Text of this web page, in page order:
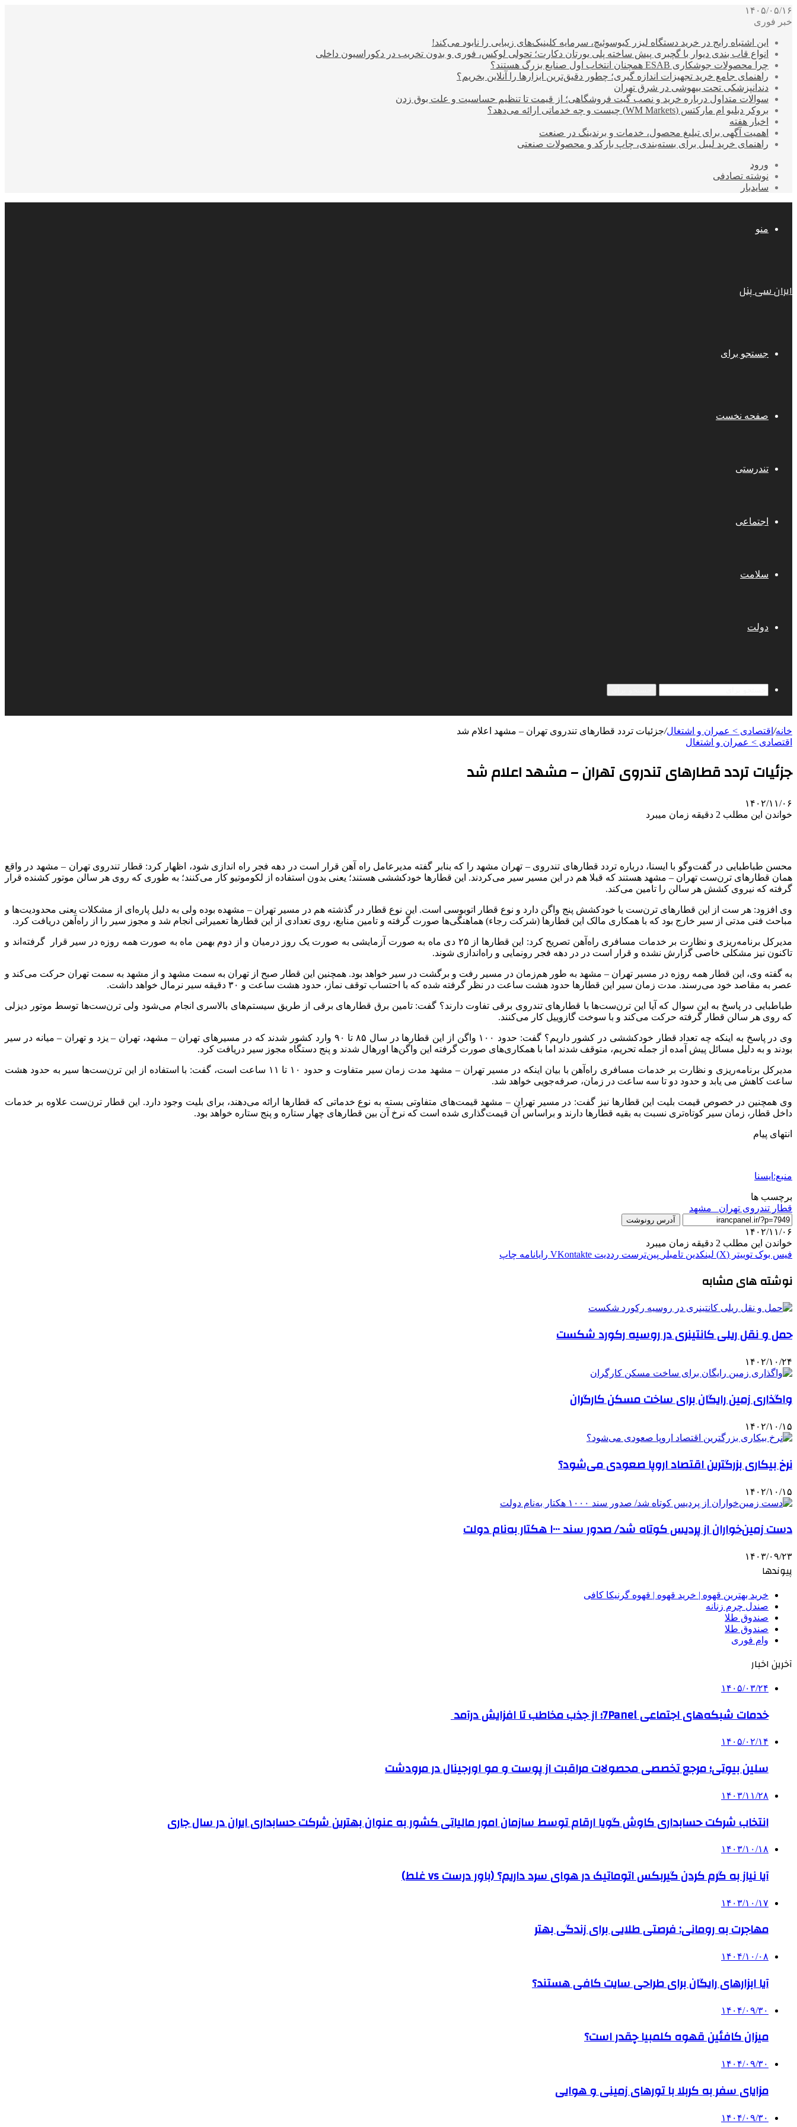
۱۴۰۵/۰۵/۱۶
خبر فوری
این اشتباه رایج در خرید دستگاه لیزر کیوسوئیچ، سرمایه کلینیک‌های زیبایی را نابود می‌کند!
انواع قاب بندی دیوار با گچبری پیش ساخته پلی یورتان دکارت؛ تحولی لوکس، فوری و بدون تخریب در دکوراسیون داخلی
چرا محصولات جوشکاری ESAB همچنان انتخاب اول صنایع بزرگ هستند؟
راهنمای جامع خرید تجهیزات اندازه گیری؛ چطور دقیق‌ترین ابزارها را آنلاین بخریم؟
دندانپزشکی تحت بیهوشی در شرق تهران
سوالات متداول درباره خرید و نصب گیت فروشگاهی؛ از قیمت تا تنظیم حساسیت و علت بوق زدن
بروکر دبلیو ام مارکتس (WM Markets) چیست و چه خدماتی ارائه می‌دهد؟
اخبار هفته
اهمیت آگهی برای تبلیغ محصول، خدمات و برندینگ در صنعت
راهنمای خرید لیبل برای بسته‌بندی، چاپ بارکد و محصولات صنعتی
ورود
نوشته تصادفی
سایدبار
منو
ایران سی پنل
جستجو برای
صفحه نخست
تندرستی
اجتماعی
سلامت
دولت
خانه/ اقتصادی > عمران و اشتغال/جزئیات تردد قطارهای تندروی تهران – مشهد اعلام شد
اقتصادی > عمران و اشتغال
جزئیات تردد قطارهای تندروی تهران – مشهد اعلام شد
۱۴۰۲/۱۱/۰۶
خواندن این مطلب 2 دقیقه زمان میبرد
محسن طباطبایی در گفت‌وگو با ایسنا، درباره تردد قطارهای تندروی – تهران مشهد را که بنابر گفته مدیرعامل راه آهن قرار است در دهه فجر راه اندازی شود، اظهار کرد: قطار تندروی تهران – مشهد در واقع
همان قطارهای ترن‌ست تهران – مشهد هستند که قبلا هم در این مسیر سیر می‌کردند. این قطارها خودکششی هستند؛ یعنی بدون استفاده از لکوموتیو کار می‌کنند؛ به طوری که روی هر سالن موتور کشنده قرار
گرفته که نیروی کشش هر سالن را تامین می‌کند.
وی افزود: هر ست از این قطارهای ترن‌ست یا خودکشش پنج واگن دارد و نوع قطار اتوبوسی است. این نوع قطار در گذشته هم در مسیر تهران – مشهده بوده ولی به دلیل پاره‌ای از مشکلات یعنی محدودیت‌ها و
مباحث فنی مدتی از سیر خارج بود که با همکاری مالک این قطارها (شرکت رجاء) هماهنگی‌ها صورت گرفته و تامین منابع، روی تعدادی از این قطارها تعمیراتی انجام شد و مجوز سیر را از راه‌آهن دریافت کرد.
مدیرکل برنامه‌ریزی و نظارت بر خدمات مسافری راه‌آهن تصریح کرد: این قطارها از ۲۵ دی ماه به صورت آزمایشی به صورت یک روز درمیان و از دوم بهمن ماه به صورت همه روزه در سیر قرار گرفته‌اند و
تاکنون نیز مشکلی خاصی گزارش نشده و قرار است در در دهه فجر رونمایی و راه‌اندازی شوند.
به گفته وی، این قطار همه روزه در مسیر تهران – مشهد به طور هم‌زمان در مسیر رفت و برگشت در سیر خواهد بود. همچنین این قطار صبح از تهران به سمت مشهد و از مشهد به سمت تهران حرکت می‌کند و
عصر به مقاصد خود می‌رسند. مدت زمان سیر این قطارها حدود هشت ساعت در نظر گرفته شده که با احتساب توقف نماز، حدود هشت ساعت و ۳۰ دقیقه سیر نرمال خواهد داشت.
طباطبایی در پاسخ به این سوال که آیا این ترن‌ست‌ها با قطارهای تندروی برقی تفاوت دارند؟ گفت: تامین برق قطارهای برقی از طریق سیستم‌های بالاسری انجام می‌شود ولی ترن‌ست‌ها توسط موتور دیزلی
که روی هر سالن قطار گرفته حرکت می‌کند و با سوخت گازوییل کار می‌کنند.
وی در پاسخ به اینکه چه تعداد قطار خودکششی در کشور داریم؟ گفت: حدود ۱۰۰ واگن از این قطارها در سال ۸۵ تا ۹۰ وارد کشور شدند که در مسیرهای تهران – مشهد، تهران – یزد و تهران – میانه در سیر
بودند و به دلیل مسائل پیش آمده از جمله تحریم، متوقف شدند اما با همکاری‌های صورت گرفته این واگن‌ها اورهال شدند و پنج دستگاه مجوز سیر دریافت کرد.
مدیرکل برنامه‌ریزی و نظارت بر خدمات مسافری راه‌آهن با بیان اینکه در مسیر تهران – مشهد مدت زمان سیر متفاوت و حدود ۱۰ تا ۱۱ ساعت است، گفت: با استفاده از این ترن‌ست‌ها سیر به حدود هشت
ساعت کاهش می یابد و حدود دو تا سه ساعت در زمان، صرفه‌جویی خواهد شد.
وی همچنین در خصوص قیمت بلیت این قطارها نیز گفت: در مسیر تهران – مشهد قیمت‌های متفاوتی بسته به نوع خدماتی که قطارها ارائه می‌دهند، برای بلیت وجود دارد. این قطار ترن‌ست علاوه بر خدمات
داخل قطار، زمان سیر کوتاه‌تری نسبت به بقیه قطارها دارند و براساس آن قیمت‌گذاری شده است که نرخ آن بین قطارهای چهار ستاره و پنج ستاره خواهد بود.
انتهای پیام
منبع:ایسنا
برچسب ها
قطار تندروی تهران_ مشهد
آدرس رونوشت
۱۴۰۲/۱۱/۰۶
خواندن این مطلب 2 دقیقه زمان میبرد
فیس بوک توییتر (X) لینکدین ‫تامبلر ‫پین‌ترست ‫رددیت ‫VKontakte رایانامه چاپ
نوشته های مشابه
حمل و نقل ریلی کانتینری در روسیه رکورد شکست
۱۴۰۲/۱۰/۲۴
واگذاری زمین رایگان برای ساخت مسکن کارگران
۱۴۰۲/۱۰/۱۵
نرخ بیکاری بزرگترین اقتصاد اروپا صعودی می‌شود؟
۱۴۰۲/۱۰/۱۵
دست زمین‌خواران از پردیس کوتاه شد/ صدور سند ۱۰۰۰ هکتار به‌نام دولت
۱۴۰۳/۰۹/۲۳
پیوندها
خرید بهترین قهوه | خرید قهوه | قهوه گرنیکا کافی
صندل چرم زنانه
صندوق طلا
صندوق طلا
وام فوری
آخرین اخبار
۱۴۰۵/۰۳/۲۴
خدمات شبکه‌های اجتماعی 7Panel؛ از جذب مخاطب تا افزایش درآمد
۱۴۰۵/۰۲/۱۴
سلین بیوتی؛ مرجع تخصصی محصولات مراقبت از پوست و مو اورجینال در مرودشت
۱۴۰۳/۱۱/۲۸
انتخاب شرکت حسابداری کاوش گویا ارقام توسط سازمان امور مالیاتی کشور به عنوان بهترین شرکت حسابداری ایران در سال جاری
۱۴۰۳/۱۰/۱۸
آیا نیاز به گرم کردن گیربکس اتوماتیک در هوای سرد داریم؟ (باور درست vs غلط)
۱۴۰۳/۱۰/۱۷
مهاجرت به رومانی: فرصتی طلایی برای زندگی بهتر
۱۴۰۴/۱۰/۰۸
آیا ابزارهای رایگان برای طراحی سایت کافی هستند؟
۱۴۰۴/۰۹/۳۰
میزان کافئین قهوه کلمبیا چقدر است؟
۱۴۰۴/۰۹/۳۰
مزایای سفر به کربلا با تورهای زمینی و هوایی
۱۴۰۴/۰۹/۳۰